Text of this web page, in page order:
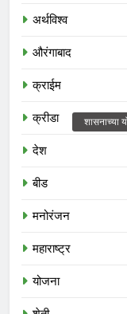
अर्थविश्व
औरंगाबाद
क्राईम
क्रीडा
देश
बीड
मनोरंजन
महाराष्ट्र
योजना